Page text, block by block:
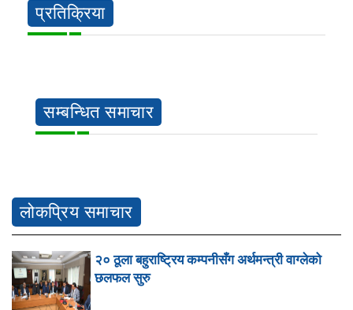
प्रतिक्रिया
सम्बन्धित समाचार
लोकप्रिय समाचार
२० ठूला बहुराष्ट्रिय कम्पनीसँग अर्थमन्त्री वाग्लेको
छलफल सुरु